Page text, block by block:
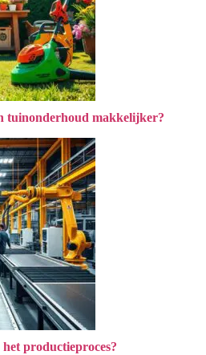
tuinonderhoud makkelijker?
productieproces?